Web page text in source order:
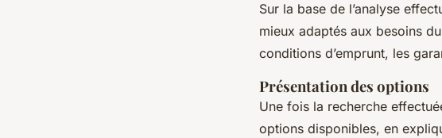
Sur la base de l’analyse
mieux adaptés aux besoins
conditions d’emprunt, les
Présentation des options
Une fois la recherche
options disponibles, en